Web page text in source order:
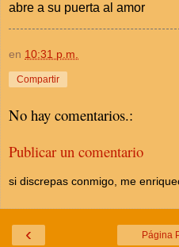
abre a su puerta al amor
en 10:31 p.m.
Compartir
No hay comentarios.:
Publicar un comentario
si discrepas conmigo, me
‹ Página